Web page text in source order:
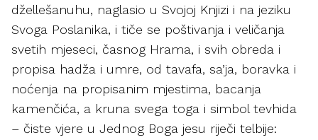
džellešanuhu, naglasio u Svojoj Knjizi i na jeziku
Svoga Poslanika, i tiče se poštivanja i veličanja
svetih mjeseci, časnog Hrama, i svih obreda i
propisa hadža i umre, od tavafa, sa’ja, boravka i
noćenja na propisanim mjestima, bacanja
kamenčića, a kruna svega toga i simbol tevhida
– čiste vjere u Jednog Boga jesu riječi telbije: